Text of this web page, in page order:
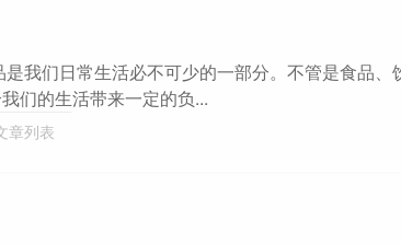
我们日常生活必不可少的一部分。不管是食品、
们的生活带来一定的负...
章列表